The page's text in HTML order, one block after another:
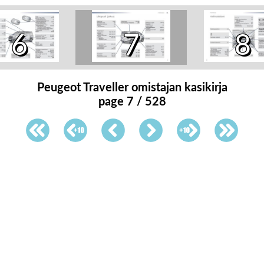
6 7 8
Peugeot Traveller omistajan kasikirja
page 7 / 528